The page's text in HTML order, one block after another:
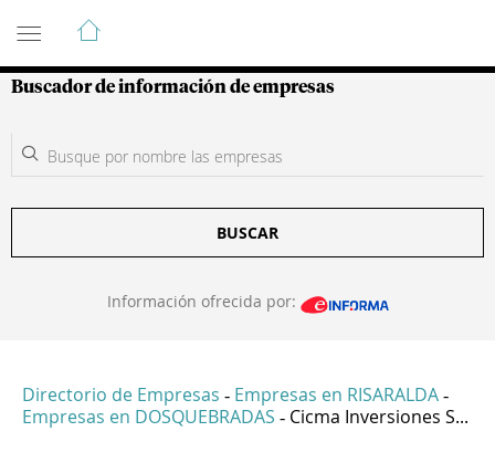
Guía de Empresas Colombianas
Buscador de información de empresas
BUSCAR
Información ofrecida por:
Directorio de Empresas - Empresas en RISARALDA -
Empresas en DOSQUEBRADAS - Cicma Inversiones S...